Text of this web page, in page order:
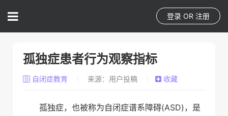
登录 OR 注册
孤独症患者行为观察指标
自闭症教育 来源：用户投稿 收藏
孤独症，也被称为自闭症谱系障碍(ASD)，是